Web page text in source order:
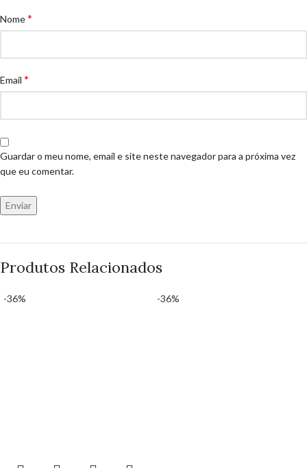
Nome*
Email *
Guardar o meu nome, email e site neste navegador para a próxima vez
que eu comentar.
Produtos Relacionados
-36% -36%